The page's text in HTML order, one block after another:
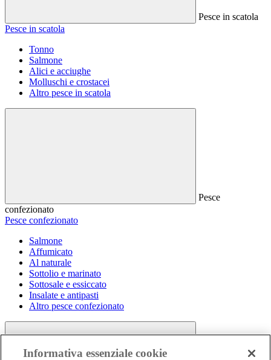
Pesce in scatola
Pesce in scatola
Tonno
Salmone
Alici e acciughe
Molluschi e crostacei
Altro pesce in scatola
Pesce
confezionato
Pesce confezionato
Salmone
Affumicato
Al naturale
Sottolio e marinato
Sottosale e essiccato
Insalate e antipasti
Altro pesce confezionato
Informativa essenziale cookie